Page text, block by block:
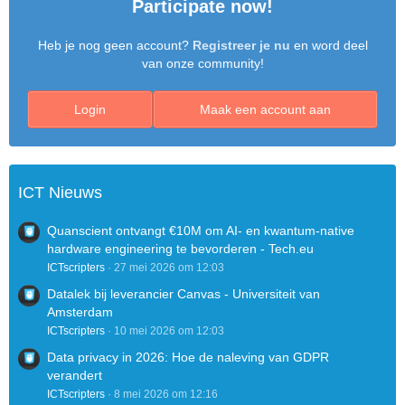
Participate now!
Heb je nog geen account? Registreer je nu en word deel
van onze community!
Maak een account aan
Login
ICT Nieuws
Quanscient ontvangt €10M om AI- en kwantum-native
hardware engineering te bevorderen - Tech.eu
ICTscripters 27 mei 2026 om 12:03
Datalek bij leverancier Canvas - Universiteit van
Amsterdam
ICTscripters 10 mei 2026 om 12:03
Data privacy in 2026: Hoe de naleving van GDPR
verandert
ICTscripters 8 mei 2026 om 12:16